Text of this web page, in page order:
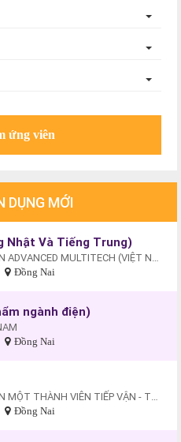
DỤNG MỚI
Nhật Và Tiếng Trung)
CÔNG TY TRÁCH NHIỆM HỮU HẠN ADVANCED MULTITECH (VIỆT NAM)
Đồng Nai
ngành điện)
Đồng Nai
CÔNG TY TRÁCH NHIỆM HỮU HẠN MỘT THÀNH VIÊN TIẾP VẬN - THƯƠNG MẠI - DU LỊCH XUYÊN THÁI BÌNH DƯƠNG
Đồng Nai